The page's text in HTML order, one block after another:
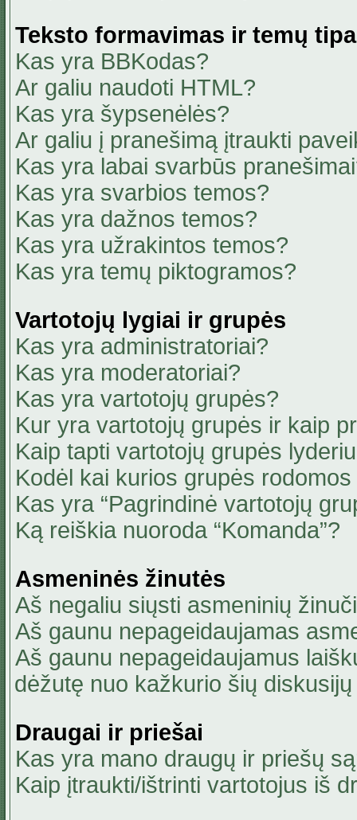
Teksto formavimas ir temų
Kas yra BBKodas?
Ar galiu naudoti HTML?
Kas yra šypsenėlės?
Ar galiu į pranešimą įtraukti
Kas yra labai svarbūs
Kas yra svarbios temos?
Kas yra dažnos temos?
Kas yra užrakintos temos?
Kas yra temų piktogramos?
Vartotojų lygiai ir grupės
Kas yra administratoriai?
Kas yra moderatoriai?
Kas yra vartotojų grupės?
Kur yra vartotojų grupės ir kaip
Kaip tapti vartotojų grupės
Kodėl kai kurios grupės
Kas yra “Pagrindinė vartotojų
Ką reiškia nuoroda “Komanda”?
Asmeninės žinutės
Aš negaliu siųsti asmeninių
Aš gaunu nepageidaujamas
Aš gaunu nepageidaujamus
dėžutę nuo kažkurio šių
Draugai ir priešai
Kas yra mano draugų ir priešų
Kaip įtraukti/ištrinti vartotojus iš